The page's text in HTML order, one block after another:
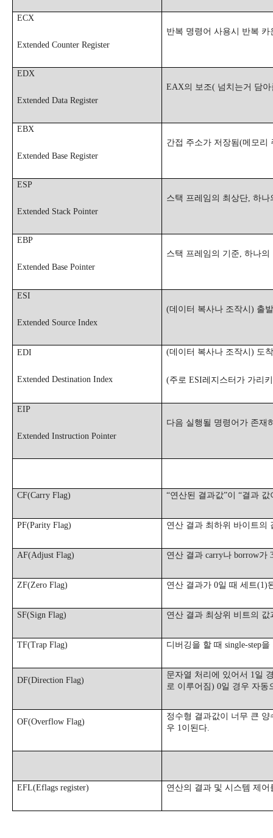
ECX
Extended Counter Register
반복 명령어 사용시 반복
EDX
Extended Data Register
EAX의 보조( 넘치는거 담아
EBX
Extended Base Register
간접 주소가 저장됨(메모리
ESP
Extended Stack Pointer
스택 프레임의 최상단, 하나
EBP
Extended Base Pointer
스택 프레임의 기준, 하나의
ESI
Extended Source Index
(데이터 복사나 조작시 ) 출
EDI
Extended Destination Index
(데이터 복사나 조작시 ) 도
(주로 ESI레지스터가 가리
EIP
Extended Instruction Pointer
다음 실행될 명령어가 존재
CF(Carry Flag) “연산된 결과값”이 “결과 값
PF(Parity Flag) 연산 결과 최하위 바이트의
AF(Adjust Flag) 연산 결과 carry나 borrow가
ZF(Zero Flag) 연산 결과가 0일 때 세트(1)
SF(Sign Flag) 연산 결과 최상위 비트의 값
TF(Trap Flag) 디버깅을 할 때 single-step을
DF(Direction Flag)
문자열 처리에 있어서 1일
로 이루어짐) 0일 경우 자동
OF(Overflow Flag)
정수형 결과값이 너무 큰
우 1이된다.
EFL(Eflags register) 연산의 결과 및 시스템 제